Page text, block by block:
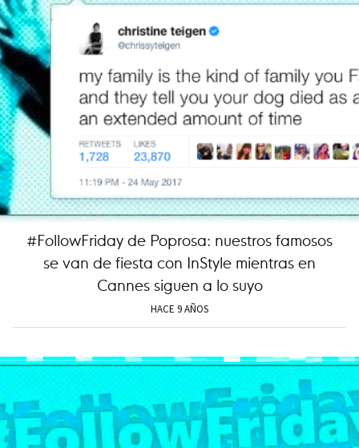
#FollowFriday de Poprosa: nuestros famosos
se van de fiesta con InStyle mientras en
Cannes siguen a lo suyo
HACE 9 AÑOS